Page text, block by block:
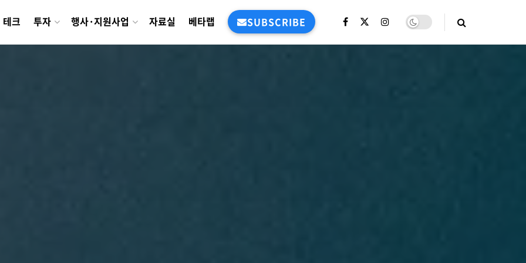
테크 투자 행사·지원사업 자료실 베타랩 SUBSCRIBE